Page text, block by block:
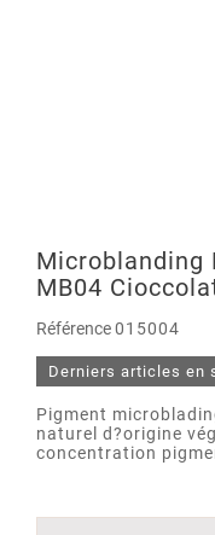
Microblanding
MB04
Référence015004
Derniers articles en
Pigment
naturel d?origine
concentration